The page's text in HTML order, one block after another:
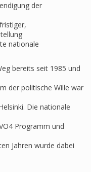
der
nationale
bereits seit 1985 und
der politische Wille war
Die nationale
Programm und
Jahren wurde dabei